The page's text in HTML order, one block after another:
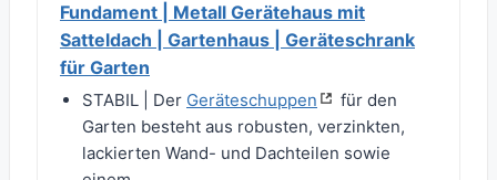
Fundament | Metall Gerätehaus mit
Satteldach | Gartenhaus | Geräteschrank
für Garten
STABIL | Der Geräteschuppen
für den
Garten besteht aus robusten, verzinkten,
lackierten Wand- und Dachteilen sowie